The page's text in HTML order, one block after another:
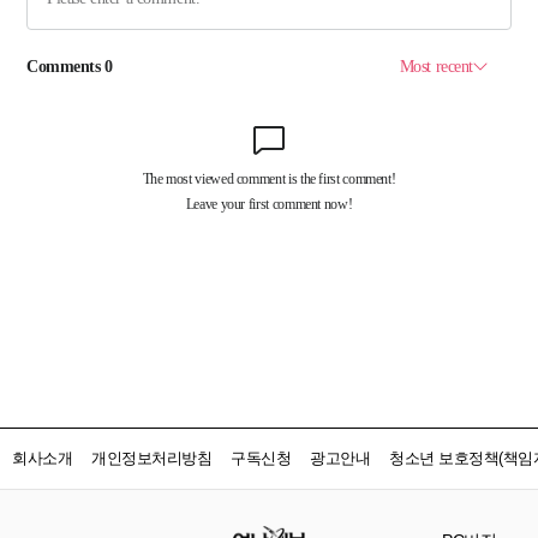
회사소개 개인정보처리방침 구독신청 광고안내 청소년 보호정책(책임